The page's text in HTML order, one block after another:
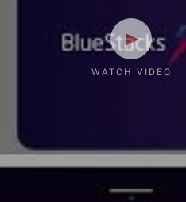
WATCH VIDEO